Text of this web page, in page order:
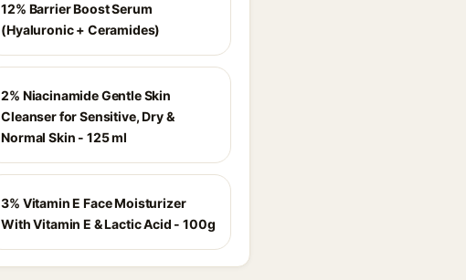
12% Barrier Boost Serum
(Hyaluronic + Ceramides)
2% Niacinamide Gentle Skin
Cleanser for Sensitive, Dry &
Normal Skin - 125 ml
3% Vitamin E Face Moisturizer
With Vitamin E & Lactic Acid - 100g